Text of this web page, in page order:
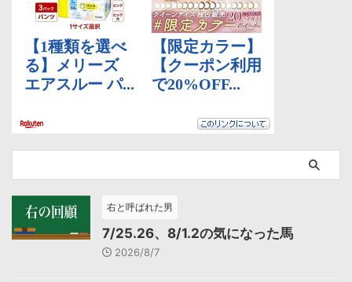
右と呼ばれた男
7/25.26、8/1.2の気になった馬
2026/8/7